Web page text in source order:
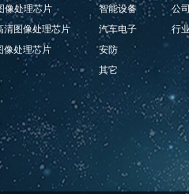
像处理芯片
清图像处理芯片
像处理芯片
智能设备
汽车电子
安防
其它
公
行